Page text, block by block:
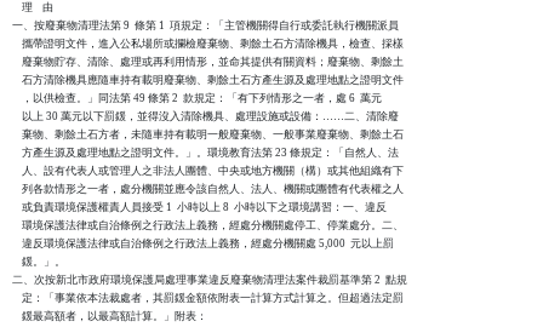
    理    由
一、按廢棄物清理法第 9  條第 1  項規定：「主管機關得自行或委託執行機關派員
    攜帶證明文件，進入公私場所或攔檢廢棄物、剩餘土石方清除機具，檢查、採樣
    廢棄物貯存、清除、處理或再利用情形，並命其提供有關資料；廢棄物、剩餘土
    石方清除機具應隨車持有載明廢棄物、剩餘土石方產生源及處理地點之證明文件
    ，以供檢查。」同法第 49 條第 2  款規定：「有下列情形之一者，處 6  萬元
    以上 30 萬元以下罰鍰，並得沒入清除機具、處理設施或設備：……二、清除廢
    棄物、剩餘土石方者，未隨車持有載明一般廢棄物、一般事業廢棄物、剩餘土石
    方產生源及處理地點之證明文件。」。環境教育法第 23 條規定：「自然人、法
    人、設有代表人或管理人之非法人團體、中央或地方機關（構）或其他組織有下
    列各款情形之一者，處分機關並應令該自然人、法人、機關或團體有代表權之人
    或負責環境保護權責人員接受 1  小時以上 8  小時以下之環境講習：一、違反
    環境保護法律或自治條例之行政法上義務，經處分機關處停工、停業處分。二、
    違反環境保護法律或自治條例之行政法上義務，經處分機關處 5,000  元以上罰
    鍰。」。
二、次按新北市政府環境保護局處理事業違反廢棄物清理法案件裁罰基準第 2  點規
    定：「事業依本法裁處者，其罰鍰金額依附表一計算方式計算之。但超過法定罰
    鍰最高額者，以最高額計算。」附表：